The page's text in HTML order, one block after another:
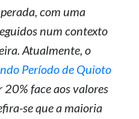
com uma
num contexto
Atualmente, o
Período de Quioto
face aos valores
se que a maioria